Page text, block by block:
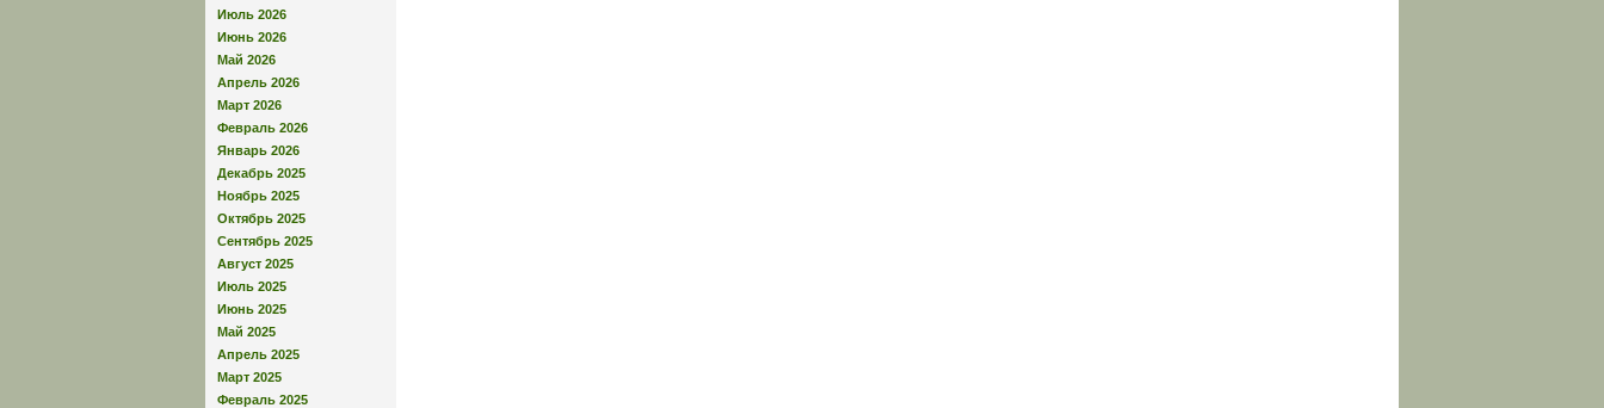
Июль 2026
Июнь 2026
Май 2026
Апрель 2026
Март 2026
Февраль 2026
Январь 2026
Декабрь 2025
Ноябрь 2025
Октябрь 2025
Сентябрь 2025
Август 2025
Июль 2025
Июнь 2025
Май 2025
Апрель 2025
Март 2025
Февраль 2025